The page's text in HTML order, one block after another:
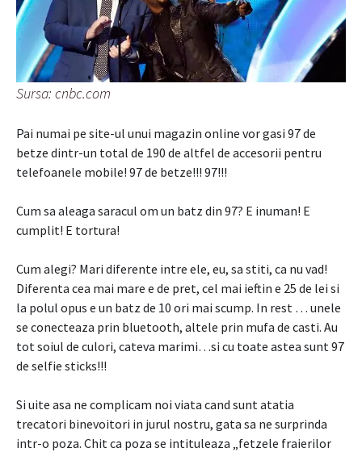
Sursa: cnbc.com
Pai numai pe site-ul unui magazin online vor gasi 97 de
betze dintr-un total de 190 de altfel de accesorii pentru
telefoanele mobile! 97 de betze!!! 97!!!
Cum sa aleaga saracul om un batz din 97? E inuman! E
cumplit! E tortura!
Cum alegi? Mari diferente intre ele, eu, sa stiti, ca nu vad!
Diferenta cea mai mare e de pret, cel mai ieftin e 25 de lei si
la polul opus e un batz de 10 ori mai scump. In rest … unele
se conecteaza prin bluetooth, altele prin mufa de casti. Au
tot soiul de culori, cateva marimi…si cu toate astea sunt 97
de selfie sticks!!!
Si uite asa ne complicam noi viata cand sunt atatia
trecatori binevoitori in jurul nostru, gata sa ne surprinda
intr-o poza. Chit ca poza se intituleaza „fetzele fraierilor